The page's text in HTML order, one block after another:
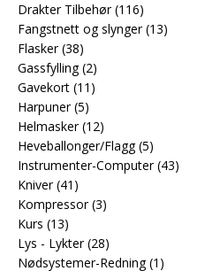
Drakter Tilbehør (116)
Fangstnett og slynger (13)
Flasker (38)
Gassfylling (2)
Gavekort (11)
Harpuner (5)
Helmasker (12)
Heveballonger/Flagg (5)
Instrumenter-Computer (43)
Kniver (41)
Kompressor (3)
Kurs (13)
Lys - Lykter (28)
Nødsystemer-Redning (1)